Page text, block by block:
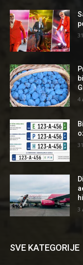
4
3
SVE KATEGORIJE